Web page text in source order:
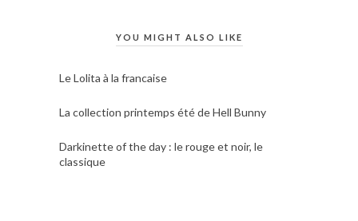
YOU MIGHT ALSO LIKE
Le Lolita à la francaise
La collection printemps été de Hell Bunny
Darkinette of the day : le rouge et noir, le
classique